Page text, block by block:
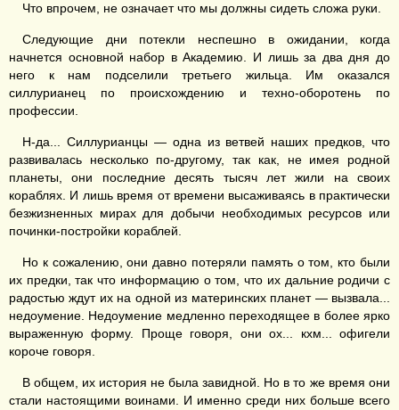
Что впрочем, не означает что мы должны сидеть сложа руки.
Следующие дни потекли неспешно в ожидании, когда
начнется основной набор в Академию. И лишь за два дня до
него к нам подселили третьего жильца. Им оказался
силлурианец по происхождению и техно-оборотень по
профессии.
Н-да... Силлурианцы — одна из ветвей наших предков, что
развивалась несколько по-другому, так как, не имея родной
планеты, они последние десять тысяч лет жили на своих
кораблях. И лишь время от времени высаживаясь в практически
безжизненных мирах для добычи необходимых ресурсов или
починки-постройки кораблей.
Но к сожалению, они давно потеряли память о том, кто были
их предки, так что информацию о том, что их дальние родичи с
радостью ждут их на одной из материнских планет — вызвала...
недоумение. Недоумение медленно переходящее в более ярко
выраженную форму. Проще говоря, они ох... кхм... офигели
короче говоря.
В общем, их история не была завидной. Но в то же время они
стали настоящими воинами. И именно среди них больше всего